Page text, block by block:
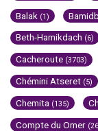
Balak (1)
Beth-Hamikdach (6)
Cacheroute (3703)
Chémini Atseret (5)
Chemita (135)
Compte du Omer